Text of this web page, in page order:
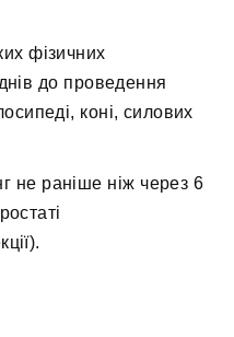
фізичних
до проведення
коні, силових
не раніше ніж через 6